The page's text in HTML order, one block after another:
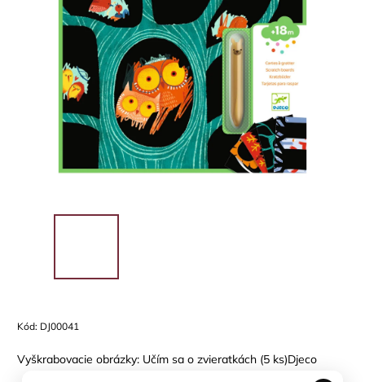
Kód: DJ00041
Vyškrabovacie obrázky: Učím sa o zvieratkách (5 ks)Djeco